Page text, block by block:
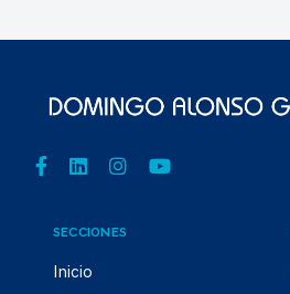
SECCIONES
Inicio